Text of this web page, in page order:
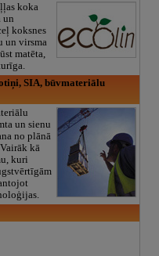
koka
un
koksnes
un virsma
matēta,
SIA, būvmateriālu
un sienu
no plānā
kā
kuri